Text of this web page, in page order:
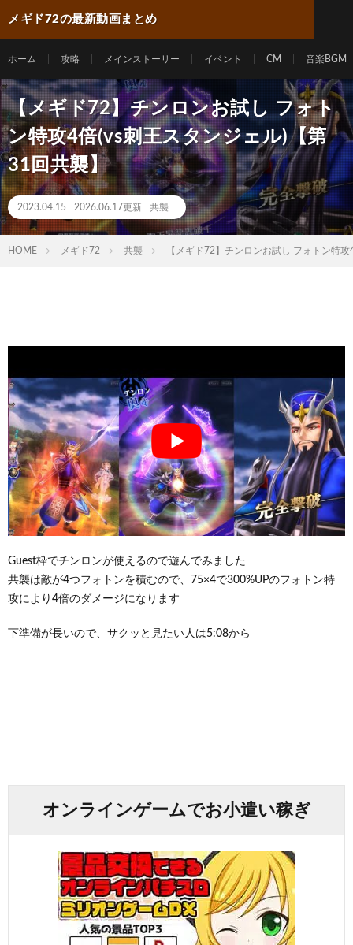
メギド72の最新動画まとめ
ホーム 攻略 メインストーリー イベント CM 音楽BGM
【メギド72】チンロンお試し フォト
ン特攻4倍(vs刺王スタンジェル)【第
31回共襲】
2023.04.15 2026.06.17更新 共襲
HOME メギド72 共襲 【メギド72】チンロンお試し フォトン特
Guest枠でチンロンが使えるので遊んでみました
共襲は敵が4つフォトンを積むので、75×4で300%UPのフォトン特
攻により4倍のダメージになります
下準備が長いので、サクッと見たい人は5:08から
オンラインゲームでお小遣い稼ぎ